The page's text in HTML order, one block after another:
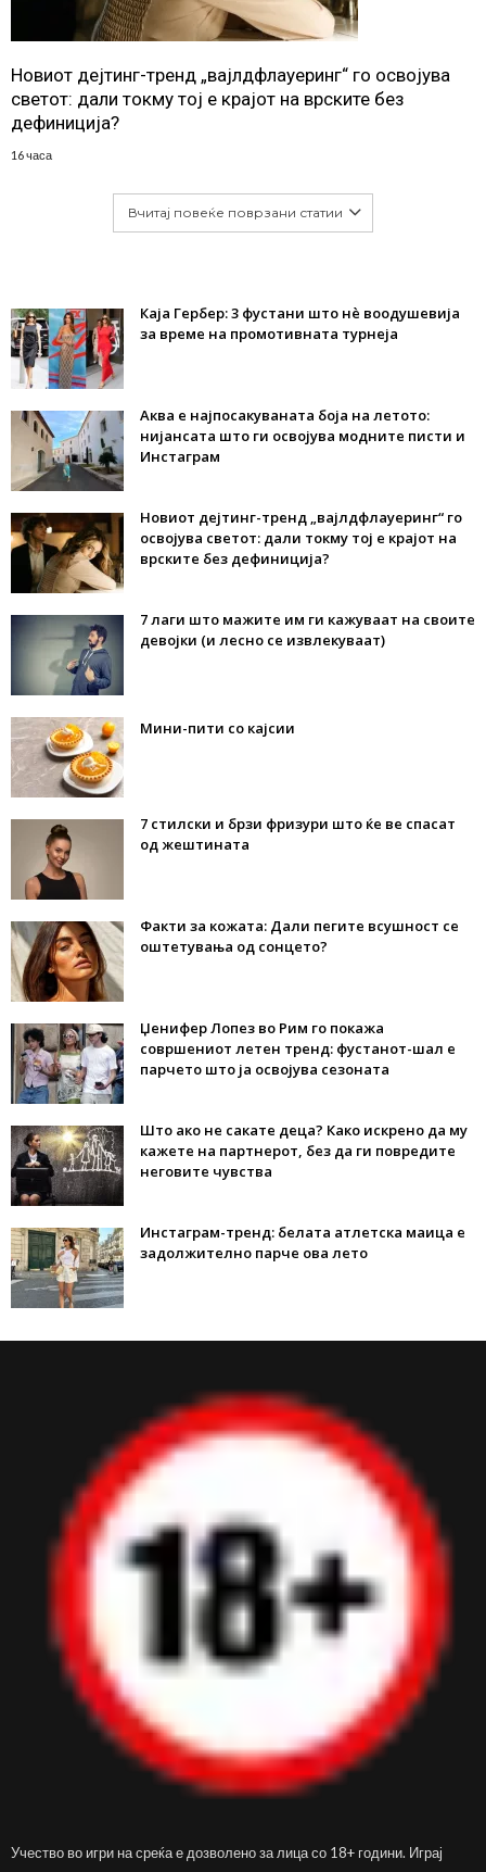
Новиот дејтинг-тренд „вајлдфлауеринг“ го освојува
светот: дали токму тој е крајот на врските без
дефиниција?
16 часа
Вчитај повеќе поврзани статии
Каја Гербер: 3 фустани што нè воодушевија
за време на промотивната турнеја
Аква е најпосакуваната боја на летото:
нијансата што ги освојува модните писти и
Инстаграм
Новиот дејтинг-тренд „вајлдфлауеринг“ го
освојува светот: дали токму тој е крајот на
врските без дефиниција?
7 лаги што мажите им ги кажуваат на своите
девојки (и лесно се извлекуваат)
Мини-пити со кајсии
7 стилски и брзи фризури што ќе ве спасат
од жештината
Факти за кожата: Дали пегите всушност се
оштетувања од сонцето?
Џенифер Лопез во Рим го покажа
совршениот летен тренд: фустанот-шал е
парчето што ја освојува сезоната
Што ако не сакате деца? Како искрено да му
кажете на партнерот, без да ги повредите
неговите чувства
Инстаграм-тренд: белата атлетска маица е
задолжително парче ова лето
Учество во игри на среќа е дозволено за лица со 18+ години. Играј